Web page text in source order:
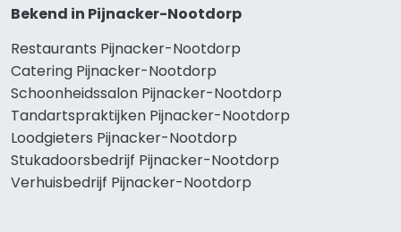
Bekend in Pijnacker-Nootdorp
Restaurants Pijnacker-Nootdorp
Catering Pijnacker-Nootdorp
Schoonheidssalon Pijnacker-Nootdorp
Tandartspraktijken Pijnacker-Nootdorp
Loodgieters Pijnacker-Nootdorp
Stukadoorsbedrijf Pijnacker-Nootdorp
Verhuisbedrijf Pijnacker-Nootdorp